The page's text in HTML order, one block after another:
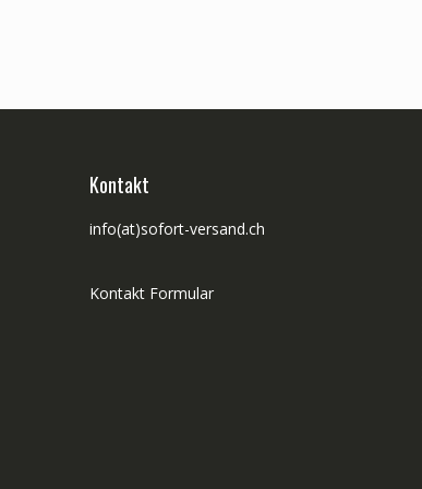
Kontakt
info(at)sofort-versand.ch
Kontakt Formular